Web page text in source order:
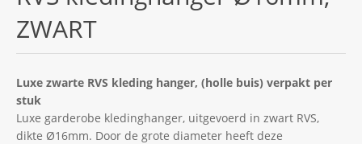
ZWART
Luxe zwarte RVS kleding hanger, (holle buis) verpakt per
stuk
Luxe garderobe kledinghanger, uitgevoerd in zwart RVS,
dikte Ø16mm. Door de grote diameter heeft deze